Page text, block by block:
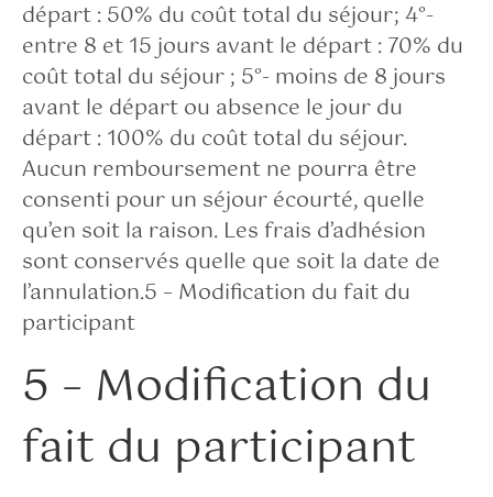
départ : 50% du coût total du séjour; 4°-
entre 8 et 15 jours avant le départ : 70% du
coût total du séjour ; 5°- moins de 8 jours
avant le départ ou absence le jour du
départ : 100% du coût total du séjour.
Aucun remboursement ne pourra être
consenti pour un séjour écourté, quelle
qu’en soit la raison. Les frais d’adhésion
sont conservés quelle que soit la date de
l’annulation.5 – Modification du fait du
participant
5 – Modification du
fait du participant